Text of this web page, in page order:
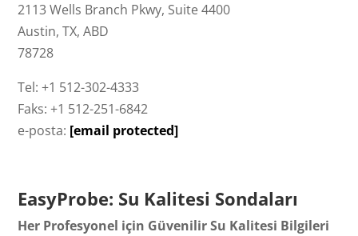
2113 Wells Branch Pkwy, Suite 4400
Austin, TX, ABD
78728
Tel: +1 512-302-4333
Faks: +1 512-251-6842
e-posta: [email protected]
EasyProbe: Su Kalitesi Sondaları
Her Profesyonel için Güvenilir Su Kalitesi Bilgileri